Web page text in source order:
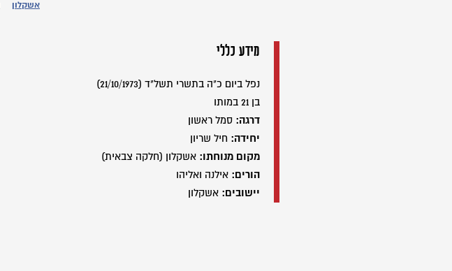
אשקלון
מידע כללי
נפל ביום כ"ה בתשרי תשל"ד (21/10/1973)
בן 21 במותו
דרגה: סמל ראשון
יחידה: חיל שריון
מקום מנוחתו: אשקלון (חלקה צבאית)
הורים: אילנה ואליהו
יישובים: אשקלון